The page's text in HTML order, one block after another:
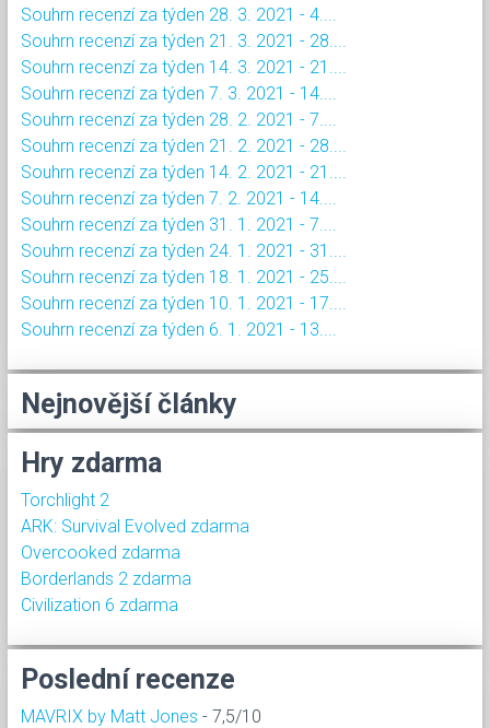
Souhrn recenzí za týden 28. 3. 2021 - 4....
Souhrn recenzí za týden 21. 3. 2021 - 28....
Souhrn recenzí za týden 14. 3. 2021 - 21....
Souhrn recenzí za týden 7. 3. 2021 - 14....
Souhrn recenzí za týden 28. 2. 2021 - 7....
Souhrn recenzí za týden 21. 2. 2021 - 28....
Souhrn recenzí za týden 14. 2. 2021 - 21....
Souhrn recenzí za týden 7. 2. 2021 - 14....
Souhrn recenzí za týden 31. 1. 2021 - 7....
Souhrn recenzí za týden 24. 1. 2021 - 31....
Souhrn recenzí za týden 18. 1. 2021 - 25....
Souhrn recenzí za týden 10. 1. 2021 - 17....
Souhrn recenzí za týden 6. 1. 2021 - 13....
Nejnovější články
Hry zdarma
Torchlight 2
ARK: Survival Evolved zdarma
Overcooked zdarma
Borderlands 2 zdarma
Civilization 6 zdarma
Poslední recenze
MAVRIX by Matt Jones - 7,5/10